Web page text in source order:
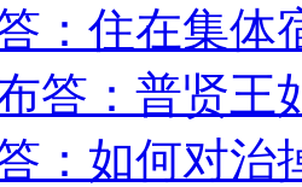
：住在集体
答：普贤王
：如何对治